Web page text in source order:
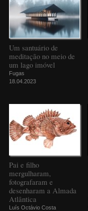
Um santuário de
meditação no meio de
um lago imóvel
Fugas
18.04.2023
Pai e filho
mergulharam,
fotografaram e
desenharam a Almada
Atlântica
Luís Octávio Costa